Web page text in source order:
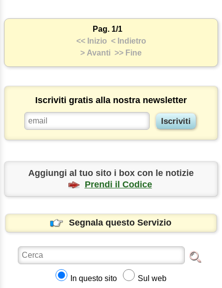
Pag. 1/1
<< Inizio < Indietro
> Avanti >> Fine
Iscriviti gratis alla nostra newsletter
Aggiungi al tuo sito i box con le notizie
Prendi il Codice
Segnala questo Servizio
In questo sito Sul web